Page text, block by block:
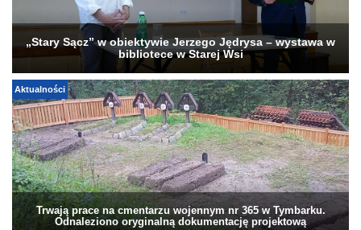
„Stary Sącz” w obiektywie Jerzego Jędrysa – wystawa w
bibliotece w Starej Wsi
Aktualności
Trwają prace na cmentarzu wojennym nr 365 w Tymbarku.
Odnaleziono oryginalną dokumentację projektową